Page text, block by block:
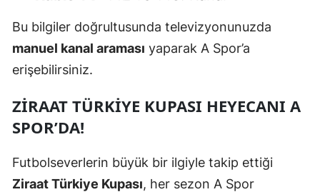
Yozgat
Zonguldak
Bayburt
Kırıkkale
Bu bilgiler doğrultusunda televizyonunuzda
manuel kanal araması yaparak A Spor’a
erişebilirsiniz.
ZIRAAT TÜRKIYE KUPASI HEYECANI A
SPOR’DA!
Futbolseverlerin büyük bir ilgiyle takip ettiği
Ziraat Türkiye Kupası, her sezon A Spor